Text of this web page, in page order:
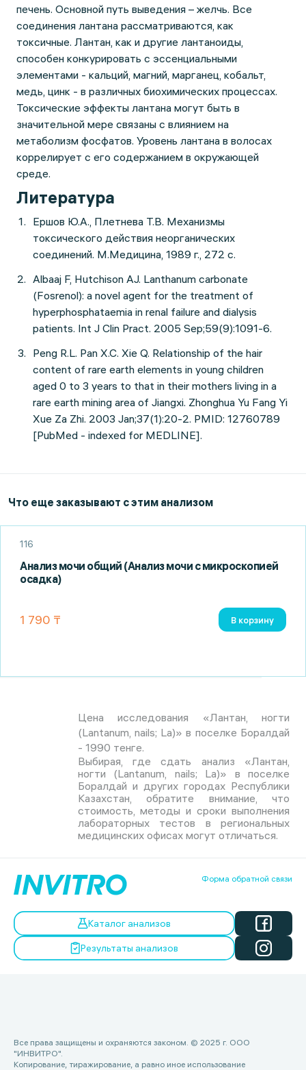
печень. Основной путь выведения – желчь. Все
соединения лантана рассматриваются, как
токсичные. Лантан, как и другие лантаноиды,
способен конкурировать с эссенциальными
элементами - кальций, магний, марганец, кобальт,
медь, цинк - в различных биохимических процессах.
Токсические эффекты лантана могут быть в
значительной мере связаны с влиянием на
метаболизм фосфатов. Уровень лантана в волосах
коррелирует с его содержанием в окружающей
среде.
Литература
Ершов Ю.А., Плетнева Т.В. Механизмы
токсического действия неорганических
соединений. М.Медицина, 1989 г., 272 с.
Albaaj F, Hutchison AJ. Lanthanum carbonate
(Fosrenol): a novel agent for the treatment of
hyperphosphataemia in renal failure and dialysis
patients. Int J Clin Pract. 2005 Sep;59(9):1091-6.
Peng R.L. Pan X.C. Xie Q. Relationship of the hair
content of rare earth elements in young children
aged 0 to 3 years to that in their mothers living in a
rare earth mining area of Jiangxi. Zhonghua Yu Fang Yi
Xue Za Zhi. 2003 Jan;37(1):20-2. PMID: 12760789
[PubMed - indexed for MEDLINE].
Что еще заказывают с этим анализом
116
Анализ мочи общий (Анализ мочи с микроскопией
осадка)
1 790 ₸ В корзину
Цена исследования «Лантан, ногти
(Lantanum, nails; La)» в поселке Боралдай
- 1990 тенге.
Выбирая, где сдать анализ «Лантан,
ногти (Lantanum, nails; La)» в поселке
Боралдай и других городах Республики
Казахстан, обратите внимание, что
стоимость, методы и сроки выполнения
лабораторных тестов в региональных
медицинских офисах могут отличаться.
Форма обратной связи
Каталог анализов
Результаты анализов
Все права защищены и охраняются законом. © 2025 г. ООО
"ИНВИТРО".
Копирование, тиражирование, а равно иное использование